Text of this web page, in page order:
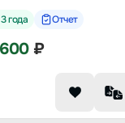
года Отчет
₽